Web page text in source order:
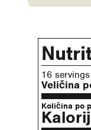
16
Veličina
Količina po